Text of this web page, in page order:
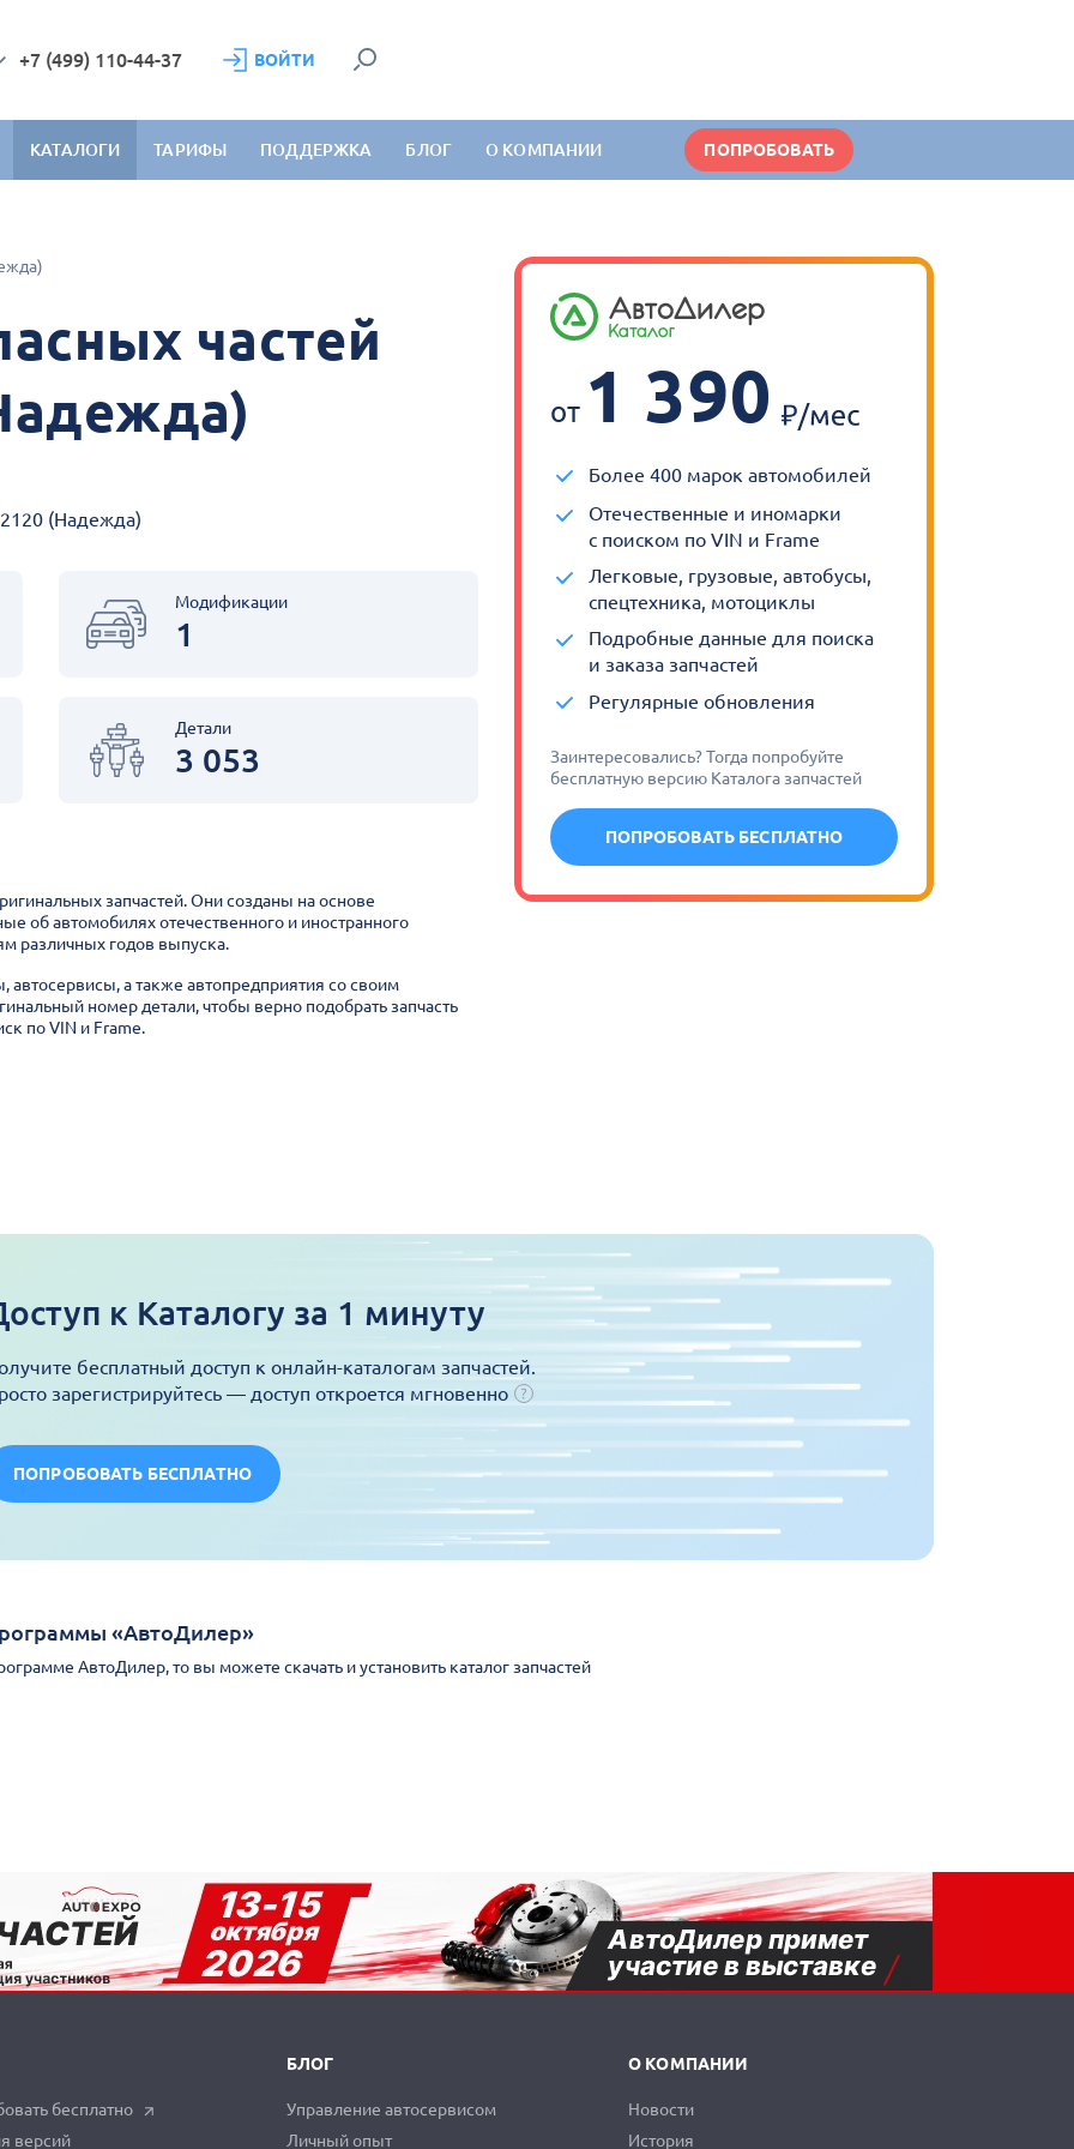
+7 (499) 110-44-37 ВОЙТИ
КАТАЛОГИ ТАРИФЫ ПОДДЕРЖКА БЛОГ О КОМПАНИИ ПОПРОБОВАТЬ
частей
(Надежда)
Модификации
1
Детали
3 053
запчастей. Они созданы на основе
об автомобилях отечественного и иностранного
различных годов выпуска.
автосервисы, а также автопредприятия со своим
номер детали, чтобы верно подобрать запчасть
по VIN и Frame.
от 1 390
Более 400 марок автомобилей
Отечественные и иномарки
с поиском по VIN и Frame
Легковые, грузовые, автобусы,
спецтехника, мотоциклы
Подробные данные для поиска
и заказа запчастей
Регулярные обновления
Заинтересовались? Тогда попробуйте
бесплатную версию Каталога запчастей
ПОПРОБОВАТЬ БЕСПЛАТНО
к Каталогу за 1 минуту
бесплатный доступ к онлайн-каталогам запчастей.
зарегистрируйтесь — доступ откроется мгновенно
ПОПРОБОВАТЬ БЕСПЛАТНО
«АвтоДилер»
АвтоДилер, то вы можете скачать и установить каталог запчастей
бесплатно
версий
БЛОГ
Управление автосервисом
Личный опыт
О КОМПАНИИ
Новости
История